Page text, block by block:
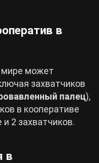
в
может
захватчиков
палец),
в кооперативе
и 2 захватчиков.
в